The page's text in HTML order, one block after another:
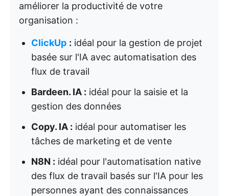
améliorer la productivité de votre
organisation :
ClickUp : idéal pour la gestion de projet
basée sur l'IA avec automatisation des
flux de travail
Bardeen. IA : idéal pour la saisie et la
gestion des données
Copy. IA : idéal pour automatiser les
tâches de marketing et de vente
N8N : idéal pour l'automatisation native
des flux de travail basés sur l'IA pour les
personnes ayant des connaissances